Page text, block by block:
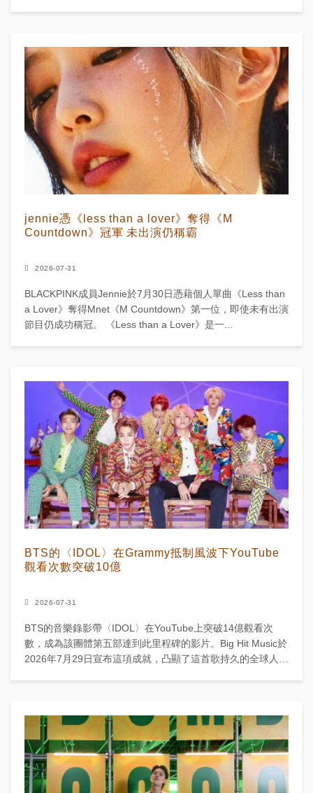
jennie憑《less than a lover》奪得《M
Countdown》冠軍 未出演仍稱霸
2026-07-31
BLACKPINK成員Jennie於7月30日憑藉個人單曲《Less than
a Lover》奪得Mnet《M Countdown》第一位，即使未有出演
節目仍成功稱冠。 《Less than a Lover》是一...
BTS的〈IDOL〉在Grammy抵制風波下YouTube
觀看次數突破10億
2026-07-31
BTS的音樂錄影帶〈IDOL〉在YouTube上突破14億觀看次
數，成為該團體第五部達到此里程碑的影片。Big Hit Music於
2026年7月29日宣布這項成就，凸顯了這首歌持久的全球人